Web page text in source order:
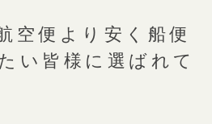
空便より安く船便
い皆様に選ばれて